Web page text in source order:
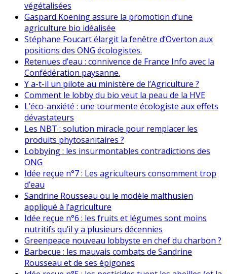
végétalisées
Gaspard Koening assure la promotion d’une
agriculture bio idéalisée
Stéphane Foucart élargit la fenêtre d’Overton aux
positions des ONG écologistes.
Retenues d’eau : connivence de France Info avec la
Confédération paysanne.
Y a-t-il un pilote au ministère de l’Agriculture ?
Comment le lobby du bio veut la peau de la HVE
L’éco-anxiété : une tourmente écologiste aux effets
dévastateurs
Les NBT : solution miracle pour remplacer les
produits phytosanitaires ?
Lobbying : les insurmontables contradictions des
ONG
Idée reçue n°7 : Les agriculteurs consomment trop
d’eau
Sandrine Rousseau ou le modèle malthusien
appliqué à l’agriculture
Idée reçue n°6 : les fruits et légumes sont moins
nutritifs qu’il y a plusieurs décennies
Greenpeace nouveau lobbyste en chef du charbon ?
Barbecue : les mauvais combats de Sandrine
Rousseau et de ses épigones